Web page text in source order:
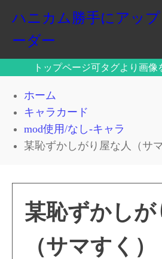
ハニカム勝手にアップ
ーダー
トップページ可タグより画
ホーム
キャラカード
mod使用/なし-キャラ
某恥ずかしがり屋な人（サマ
某恥ずかしが
（サマすく）